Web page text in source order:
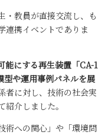
・教員が直接交流し、も
連携イベントでありま
能にする再生装置「CA-1
型や運用事例パネルを展
者に対し、技術の社会実
介しました。
術への関心」や「環境問